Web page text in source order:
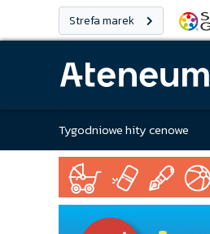
Strefa marek
Tygodniowe hity cenowe